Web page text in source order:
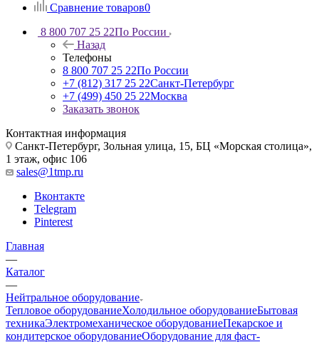
Сравнение товаров0
8 800 707 25 22По России
Назад
Телефоны
8 800 707 25 22По России
+7 (812) 317 25 22Санкт-Петербург
+7 (499) 450 25 22Москва
Заказать звонок
Контактная информация
Санкт-Петербург, Зольная улица, 15, БЦ «Морская столица»,
1 этаж, офис 106
sales@1tmp.ru
Вконтакте
Telegram
Pinterest
Главная
—
Каталог
—
Нейтральное оборудование
Тепловое оборудованиеХолодильное оборудованиеБытовая
техникаЭлектромеханическое оборудованиеПекарское и
кондитерское оборудованиеОборудование для фаст-